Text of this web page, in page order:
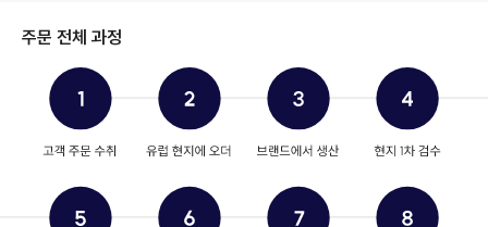
주문 전체 과정